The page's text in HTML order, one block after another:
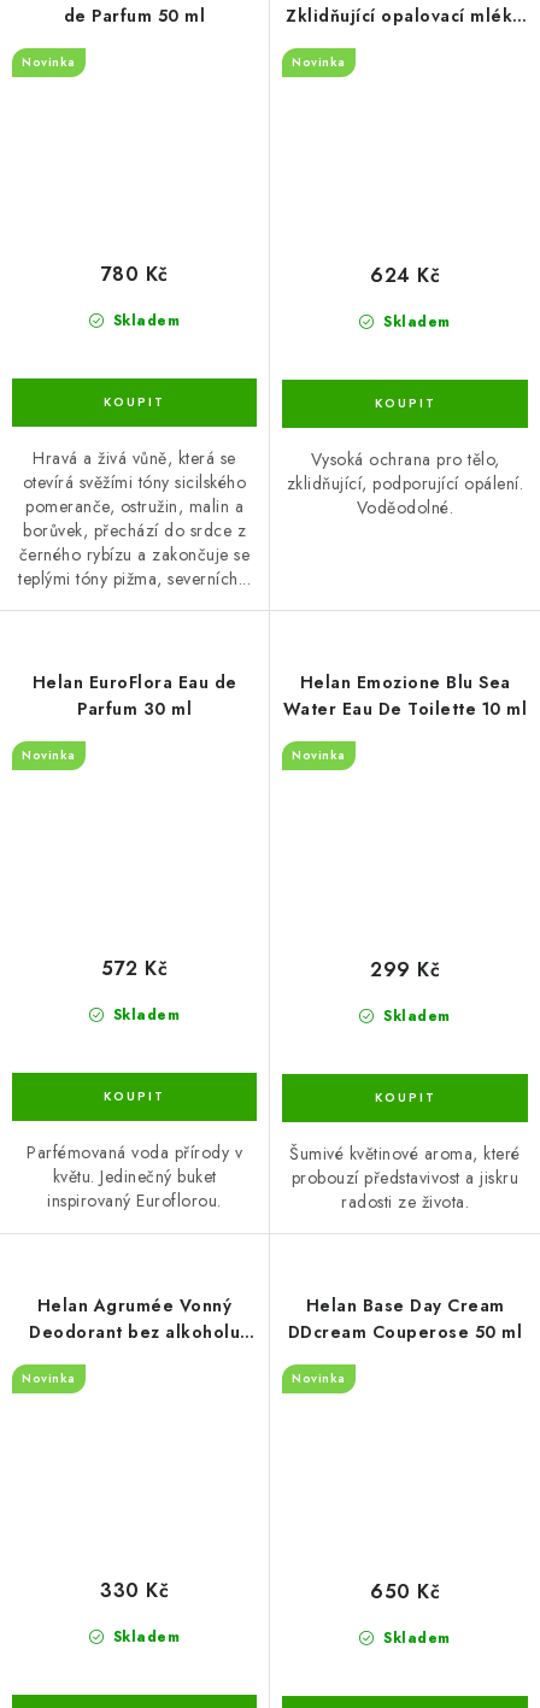
de Parfum 50 ml
Novinka
Skladem
780 Kč
Hravá a živá vůně, která se
otevírá svěžími tóny sicilského
pomeranče, ostružin, malin a
borůvek, přechází do srdce z
černého rybízu a zakončuje se
teplými tóny pižma, severních...
Zklidňující opalovací mléko
Novinka
Skladem
624 Kč
Vysoká ochrana pro tělo,
zklidňující, podporující opálení.
Voděodolné.
Helan EuroFlora Eau de
Parfum 30 ml
Novinka
Skladem
572 Kč
Parfémovaná voda přírody v
květu. Jedinečný buket
inspirovaný Euroflorou.
Helan Emozione Blu Sea
Water Eau De Toilette 10 ml
Novinka
Skladem
299 Kč
Šumivé květinové aroma, které
probouzí představivost a jiskru
radosti ze života.
Helan Agrumée Vonný
Deodorant bez alkoholu
Novinka
Skladem
330 Kč
Helan Base Day Cream
DDcream Couperose 50 ml
Novinka
Skladem
650 Kč